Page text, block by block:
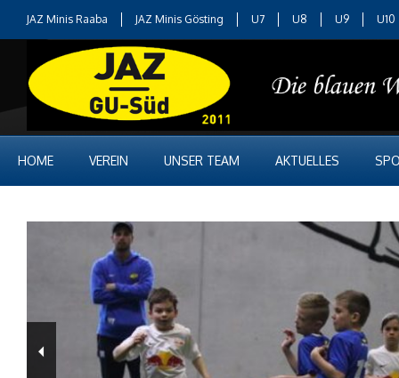
JAZ Minis Raaba JAZ Minis Gösting U7 U8 U9 U10
HOME VEREIN UNSER TEAM AKTUELLES